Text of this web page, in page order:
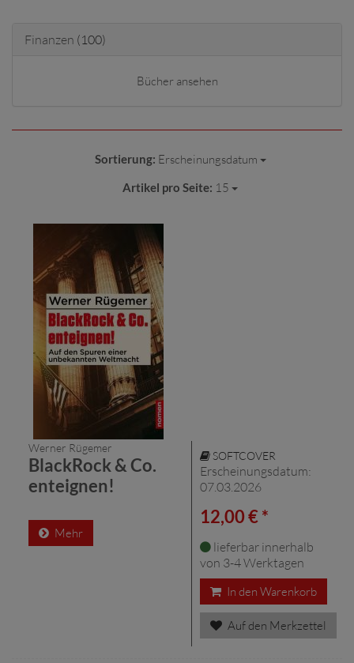
Finanzen (100)
Bücher ansehen
Sortierung: Erscheinungsdatum
Artikel pro Seite: 15
Werner Rügemer
BlackRock & Co.
enteignen!
Mehr
SOFTCOVER
Erscheinungsdatum:
07.03.2026
12,00 € *
lieferbar innerhalb
von 3-4 Werktagen
In den Warenkorb
Auf den Merkzettel